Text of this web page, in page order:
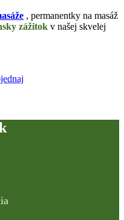
, permanentky na masáž
zážitok v našej skvelej